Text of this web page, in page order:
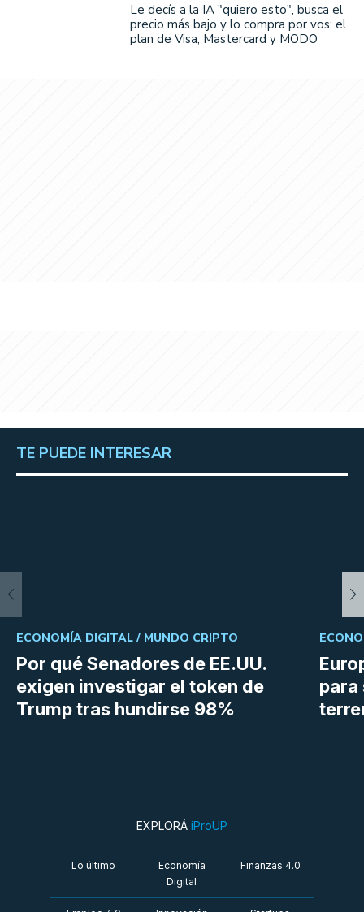
Le decís a la IA "quiero esto", busca el
precio más bajo y lo compra por vos: el
plan de Visa, Mastercard y MODO
TE PUEDE INTERESAR
Por qué Senadores de EE.UU.
exigen investigar el token de
Trump tras hundirse 98%
ECONOMÍA DIGITAL / MUNDO CRIPTO
para
EXPLORÁ iProUP
Lo último
Economía
Digital
Finanzas 4.0